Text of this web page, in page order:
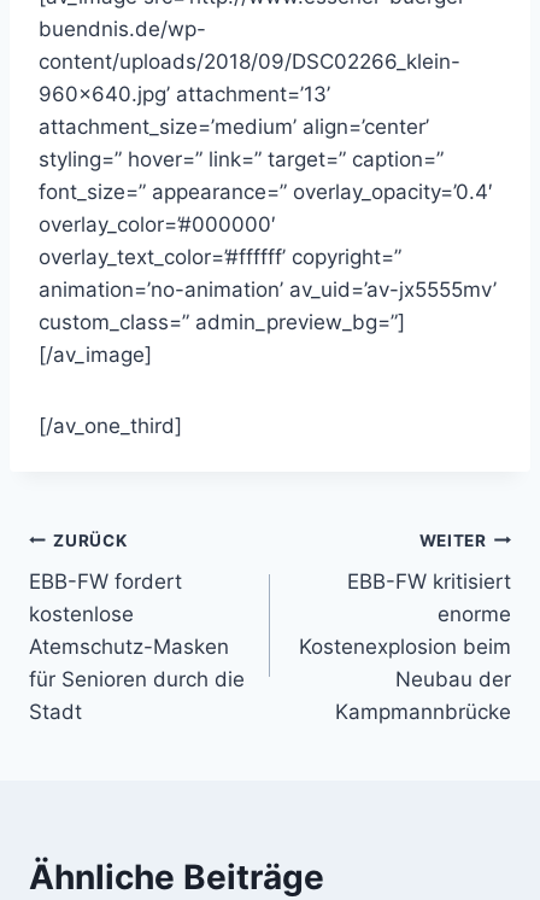
buendnis.de/wp-
content/uploads/2018/09/DSC02266_klein-
960×640.jpg’ attachment=’13’
attachment_size=’medium’ align=’center’
styling=” hover=” link=” target=” caption=”
font_size=” appearance=” overlay_opacity=’0.4′
overlay_color=’#000000′
overlay_text_color=’#ffffff’ copyright=”
animation=’no-animation’ av_uid=’av-jx5555mv’
custom_class=” admin_preview_bg=”]
[/av_image]
[/av_one_third]
Beitragsnavigation
ZURÜCK
EBB-FW fordert
kostenlose
Atemschutz-Masken
für Senioren durch die
Stadt
WEITER
EBB-FW kritisiert
enorme
Kostenexplosion beim
Neubau der
Kampmannbrücke
Ähnliche Beiträge